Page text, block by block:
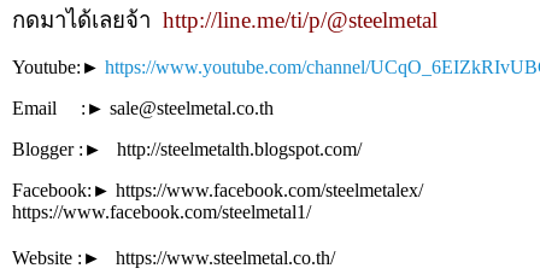
กดมาได้เลยจ้า http://line.me/ti/p/@steelmetal
Youtube:► https://www.youtube.com/channel/
Email :► sale@steelmetal.co.th
Blogger :► http://steelmetalth.blogspot.com/
Facebook:► https://www.facebook.com/steelmetalex/
https://www.facebook.com/steelmetal1/
Website :► https://www.steelmetal.co.th/